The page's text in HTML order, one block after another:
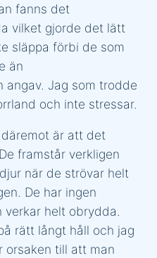
fanns det
vilket gjorde det lätt
släppa förbi de som
än
angav. Jag som trodde
och inte stressar.
är att det
framstår verkligen
när de strövar helt
De har ingen
helt obrydda.
rätt långt håll och jag
orsaken till att man